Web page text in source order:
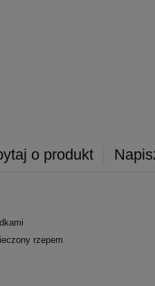
o produkt
rzepem